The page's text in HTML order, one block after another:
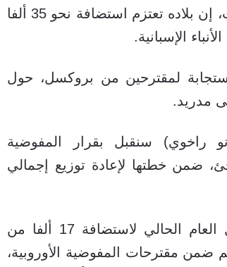
قال وزير الداخلية الإسباني، خورخي فرناندث دياث، إن بلاده تعتزم استضافة نحو 35 ألفا
الإسبانية.
لمقترحين من بروكسل، حول
راخوي) سنقبل بقرار المفوضية
قررت أن نستضيف 15 ألف لاجئ، ضمن خطتها لإعادة توزيع إجمالي
ولفت الوزير الإسباني إلى أن بلاده تستعد خلال العام الحالي لاستضافة 17 ألفا من
ضمن مقترحات المفوضية الأوروبية،